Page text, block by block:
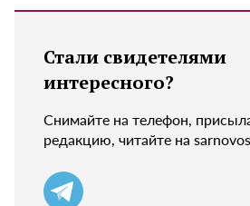
Стали свидетелями
интересного?
Снимайте на телефон,
редакцию, читайте на